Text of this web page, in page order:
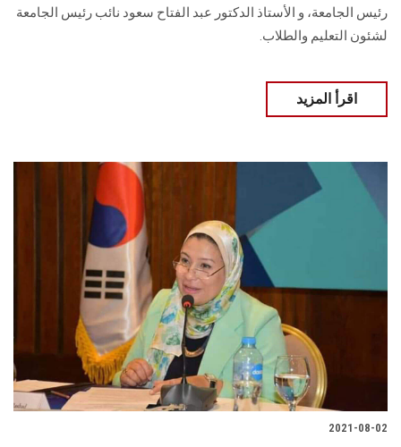
الزائـرون
رئيس الجامعة، و الأستاذ الدكتور عبد الفتاح سعود نائب رئيس الجامعة
لشئون التعليم والطلاب.
اقرأ المزيد
2021-08-02